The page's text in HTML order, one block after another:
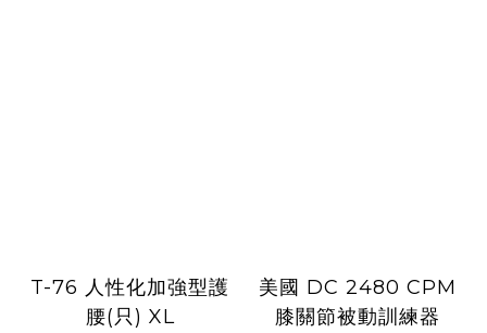
T-76 人性化加強型護
腰(只) XL
美國 DC 2480 CPM
膝關節被動訓練器